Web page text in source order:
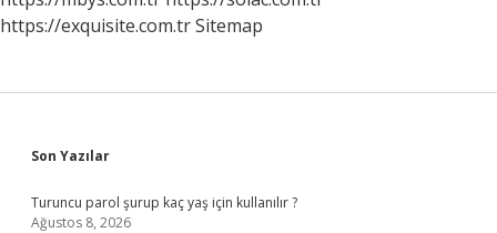
https://exquisite.com.trSitemap
Sidebar
Son Yazılar
Turuncu parol şurup kaç yaş için kullanılır ?
Ağustos 8, 2026